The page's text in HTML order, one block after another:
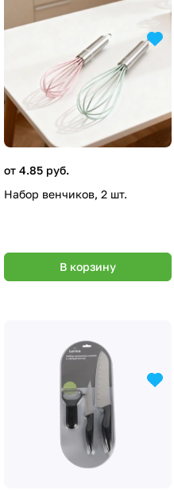
от 4.85 руб.
Набор венчиков, 2 шт.
В корзину